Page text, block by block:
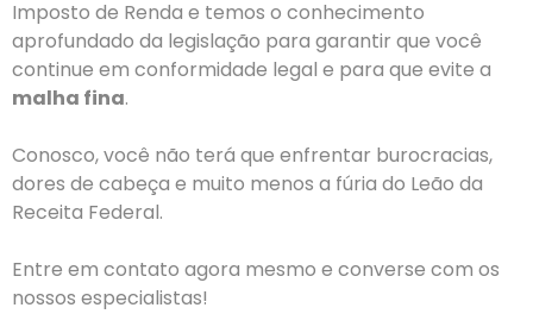
Imposto de Renda e temos o conhecimento
aprofundado da legislação para garantir que você
continue em conformidade legal e para que evite a
malha fina.
Conosco, você não terá que enfrentar burocracias,
dores de cabeça e muito menos a fúria do Leão da
Receita Federal.
Entre em contato agora mesmo e converse com os
nossos especialistas!